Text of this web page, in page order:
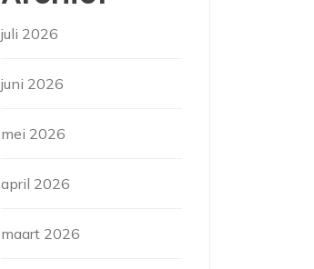
juli 2026
juni 2026
mei 2026
april 2026
maart 2026